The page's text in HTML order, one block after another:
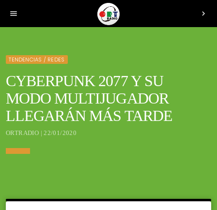
menu chevron_right
TENDENCIAS / REDES
CYBERPUNK 2077 Y SU
MODO MULTIJUGADOR
LLEGARÁN MÁS TARDE
ORTRADIO | 22/01/2020